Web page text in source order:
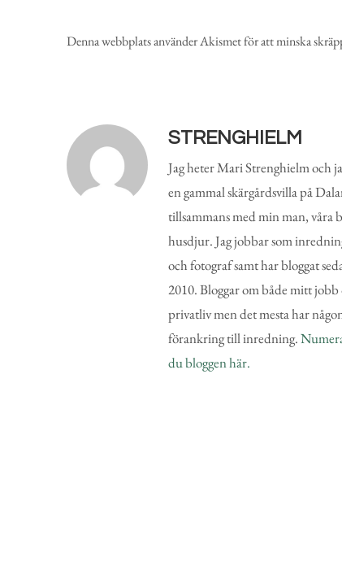
Denna webbplats använder Akismet för att minska
STRENGHIELM
Jag heter Mari Strenghielm och
en gammal skärgårdsvilla på
tillsammans med min man, våra
husdjur. Jag jobbar som
och fotograf samt har bloggat
2010. Bloggar om både mitt
privatliv men det mesta har
förankring till inredning.
du bloggen här.